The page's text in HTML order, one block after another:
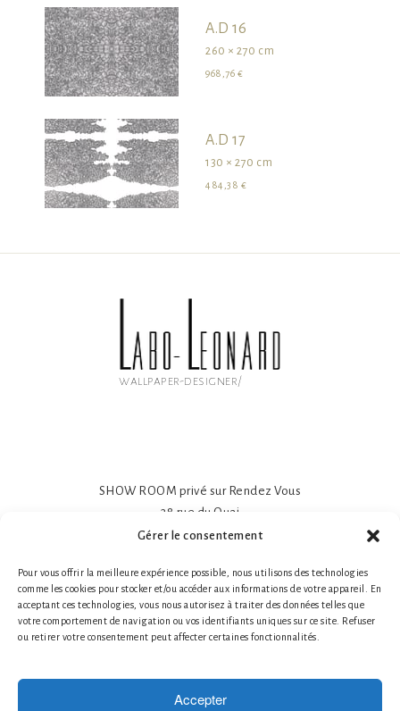
Gérer le consentement
Pour vous offrir la meilleure expérience possible, nous utilisons des technologies
comme les cookies pour stocker et/ou accéder aux informations de votre appareil. En
acceptant ces technologies, vous nous autorisez à traiter des données telles que
votre comportement de navigation ou vos identifiants uniques sur ce site. Refuser
ou retirer votre consentement peut affecter certaines fonctionnalités.
Accepter
A.D 16
260 × 270 cm
968,76 €
A.D 17
130 × 270 cm
484,38 €
wallpaper-designer/
SHOW ROOM privé sur Rendez Vous
38 rue du Quai
81600 GAILLAC
Impression sur-mesure
Made in France- Made in Tarn
Tél. 1 : +33 (0)6 78 66 87 25 Nathalie Guillot
Tél. 2 : +33 (0)6 87 49 60 20 Bruno Defontaine
Mentions légales|© 2026 LABO-LEONARD
Créateur de papier peint